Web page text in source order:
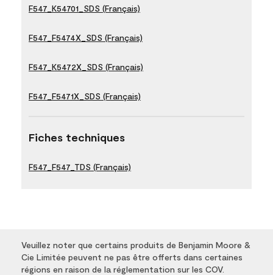
F547_K54701_SDS (Français)
F547_F5474X_SDS (Français)
F547_K5472X_SDS (Français)
F547_F5471X_SDS (Français)
Fiches techniques
F547_F547_TDS (Français)
Veuillez noter que certains produits de Benjamin Moore &
Cie Limitée peuvent ne pas être offerts dans certaines
régions en raison de la réglementation sur les COV.